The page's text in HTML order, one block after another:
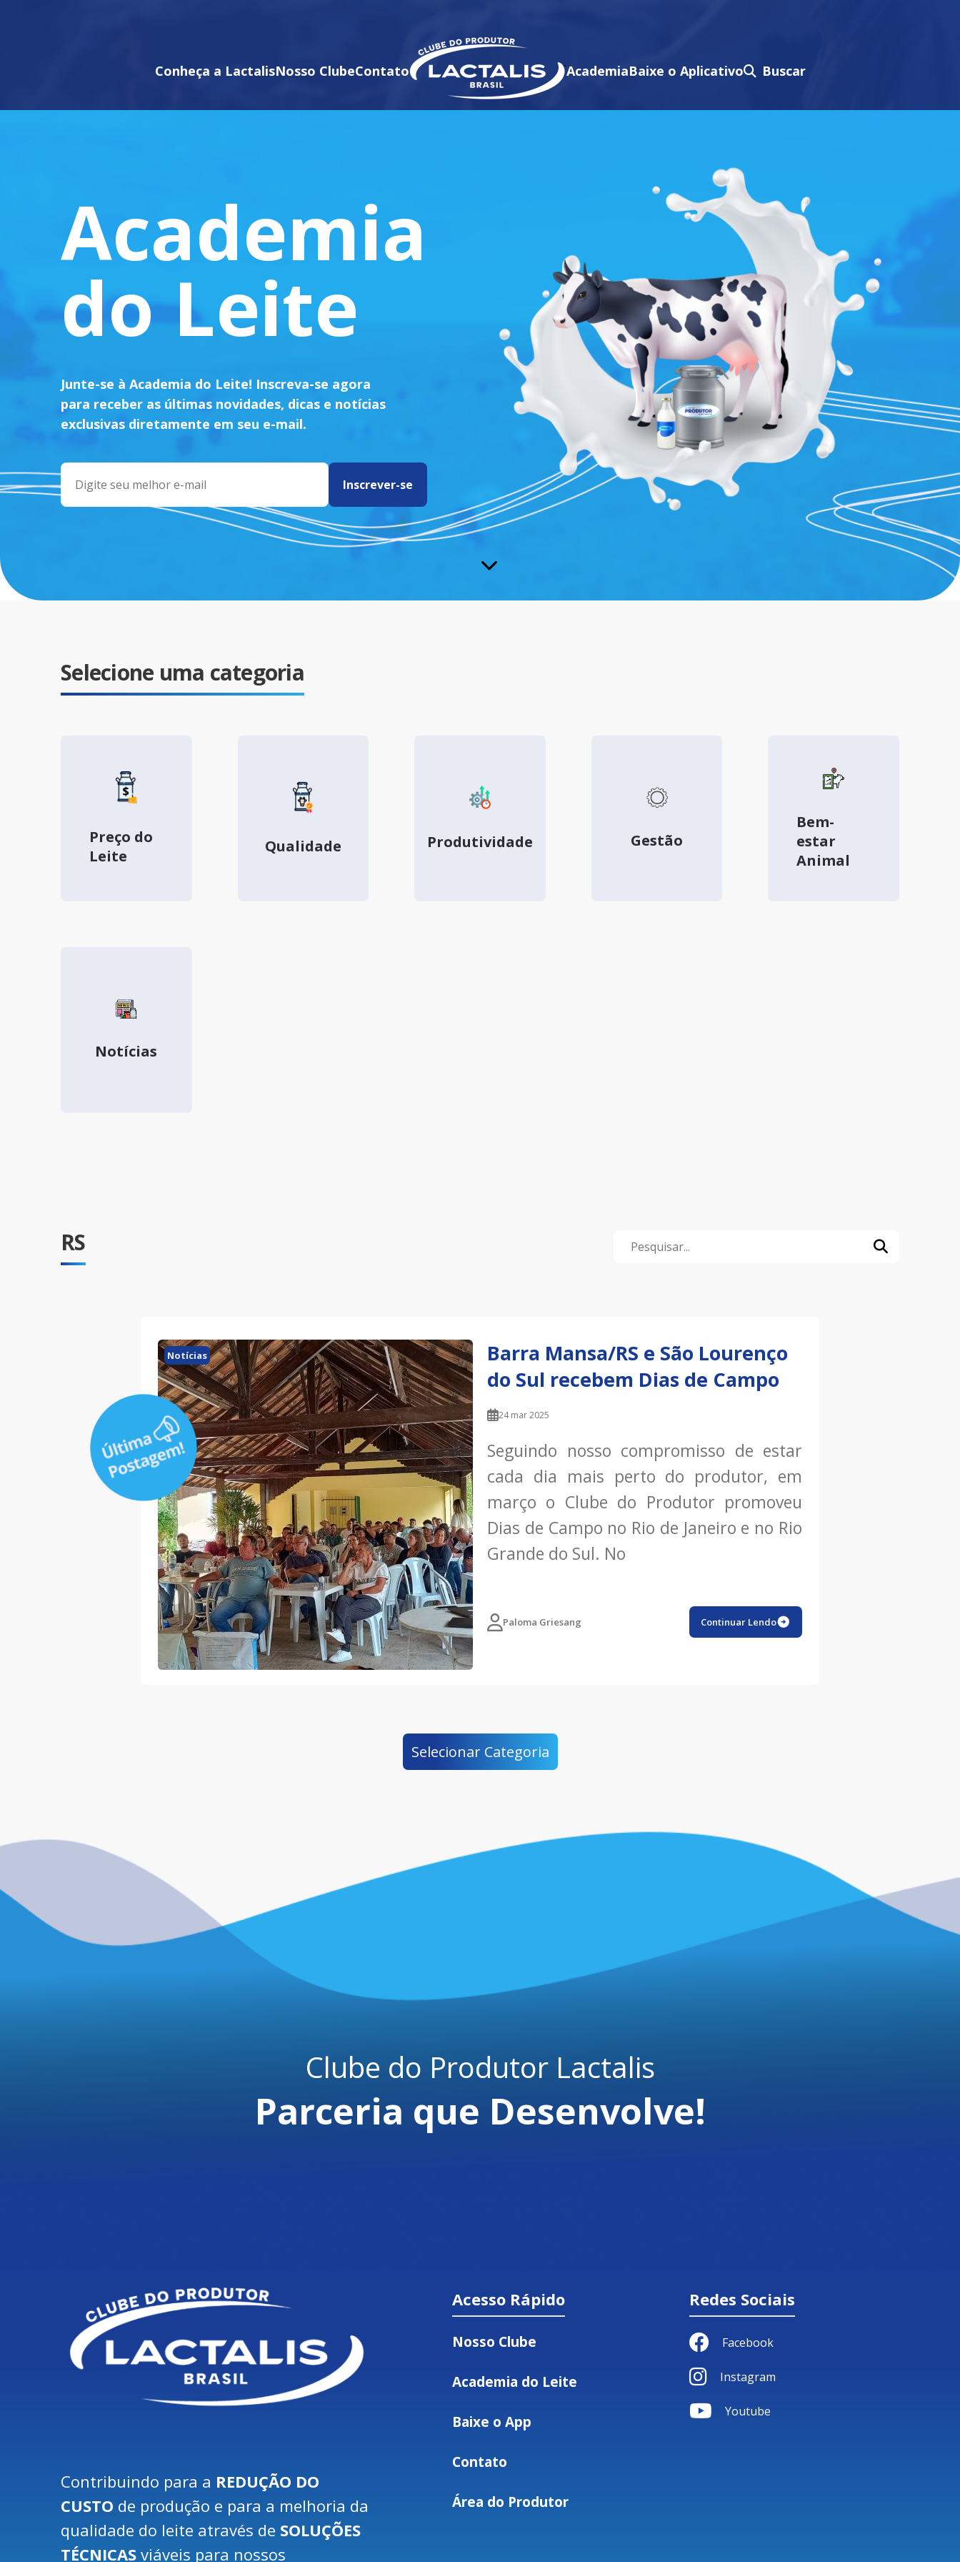
Conheça a LactalisNosso ClubeContato AcademiaBaixe o Aplicativo Buscar
Academia
do Leite
Junte-se à Academia do Leite! Inscreva-se agora
para receber as últimas novidades, dicas e notícias
exclusivas diretamente em seu e-mail.
Selecione uma categoria
Preço do
Leite
Qualidade Produtividade Gestão
Bem-
estar
Animal
Notícias
RS
Notícias
Barra Mansa/RS e São Lourenço
do Sul recebem Dias de Campo
24 mar 2025
Seguindo nosso compromisso de estar
cada dia mais perto do produtor, em
março o Clube do Produtor promoveu
Dias de Campo no Rio de Janeiro e no Rio
Grande do Sul. No
Paloma Griesang Continuar Lendo
Selecionar Categoria
Clube do Produtor Lactalis
Parceria que Desenvolve!
Contribuindo para a REDUÇÃO DO
CUSTO de produção e para a melhoria da
qualidade do leite através de SOLUÇÕES
TÉCNICAS viáveis para nossos
Acesso Rápido
Nosso Clube
Academia do Leite
Baixe o App
Contato
Área do Produtor
Redes Sociais
Facebook
Instagram
Youtube